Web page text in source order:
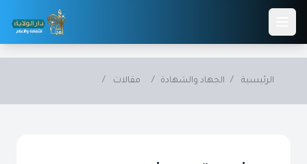
Skip to main content
الرئيسية / الجهاد والشهادة / مقالات /